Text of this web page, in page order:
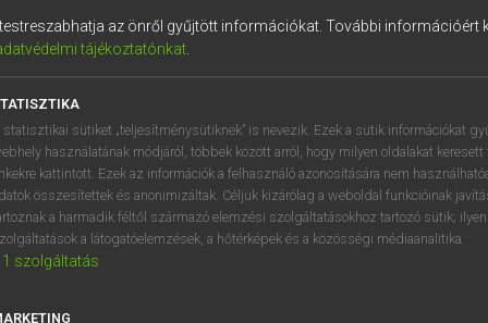
nagyszótár
VAN ELŐFIZETÉSED?
megtekintéséhez.
az önről gyűjtött információkat. További információért
tájékoztatónkat.
statisztikai sütiket „teljesítménysütiknek” is nevezik. Ezek a sütik információkat
használatának módjáról, többek között arról, hogy milyen oldalakat keresett
kattintott. Ezek az információk a felhasználó azonosítására nem
összesítettek és anonimizáltak. Céljuk kizárólag a weboldal funkcióinak
a harmadik féltől származó elemzési szolgáltatásokhoz tartozó sütik;
a látogatóelemzések, a hőtérképek és a közösségi médiaanalitika.
1 szolgáltatás
DE CN FR ES IT NL
1 2 3 4 5 6 7 8 9
q w e r t z u i
a s d f g h j k l é
í y x c v b n m , .